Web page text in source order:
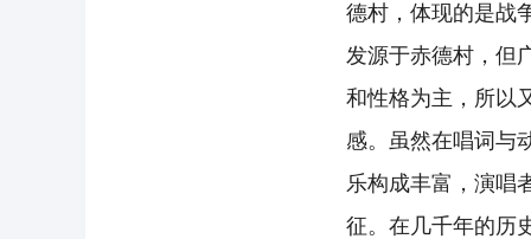
德村，体现的是战
发源于赤德村，但
和性格为主，所以
感。虽然在唱词与
乐构成丰富，演唱
征。在几千年的历